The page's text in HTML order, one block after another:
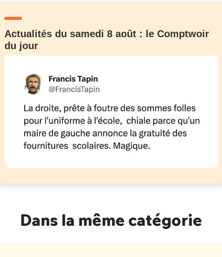
Actualités du samedi 8 août : le Comptwoir
du jour
Dans la même catégorie